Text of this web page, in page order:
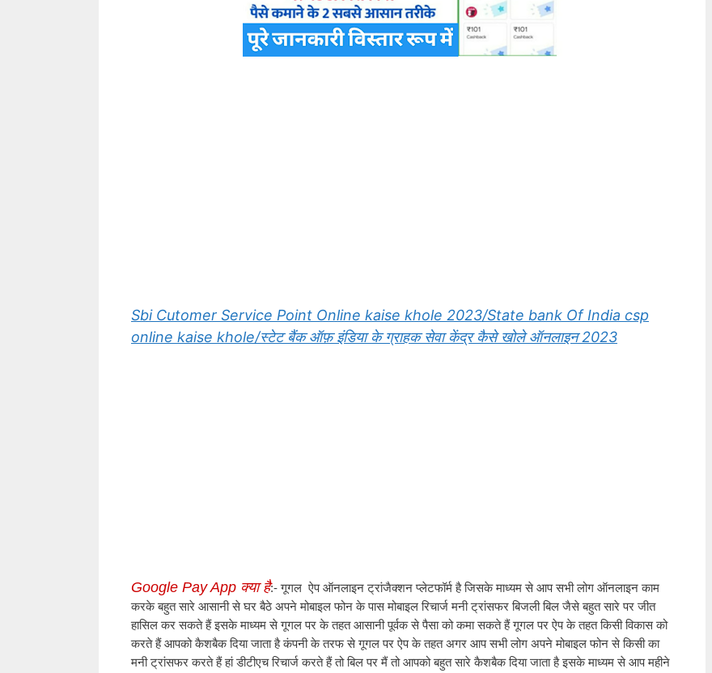
Sbi Cutomer Service Point Online kaise khole 2023/State bank Of India csp
online kaise khole/स्टेट बैंक ऑफ़ इंडिया के ग्राहक सेवा केंद्र कैसे खोले ऑनलाइन 2023
Google Pay App क्या है:- गूगल  ऐप ऑनलाइन ट्रांजैक्शन प्लेटफॉर्म है जिसके माध्यम से आप सभी लोग ऑनलाइन काम
करके बहुत सारे आसानी से घर बैठे अपने मोबाइल फोन के पास मोबाइल रिचार्ज मनी ट्रांसफर बिजली बिल जैसे बहुत सारे पर जीत
हासिल कर सकते हैं इसके माध्यम से गूगल पर के तहत आसानी पूर्वक से पैसा को कमा सकते हैं गूगल पर ऐप के तहत किसी विकास को
करते हैं आपको कैशबैक दिया जाता है कंपनी के तरफ से गूगल पर ऐप के तहत अगर आप सभी लोग अपने मोबाइल फोन से किसी का
मनी ट्रांसफर करते हैं हां डीटीएच रिचार्ज करते हैं तो बिल पर मैं तो आपको बहुत सारे कैशबैक दिया जाता है इसके माध्यम से आप महीने